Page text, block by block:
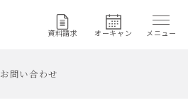
資料請求 オーキャン メニュー
お問い合わせ